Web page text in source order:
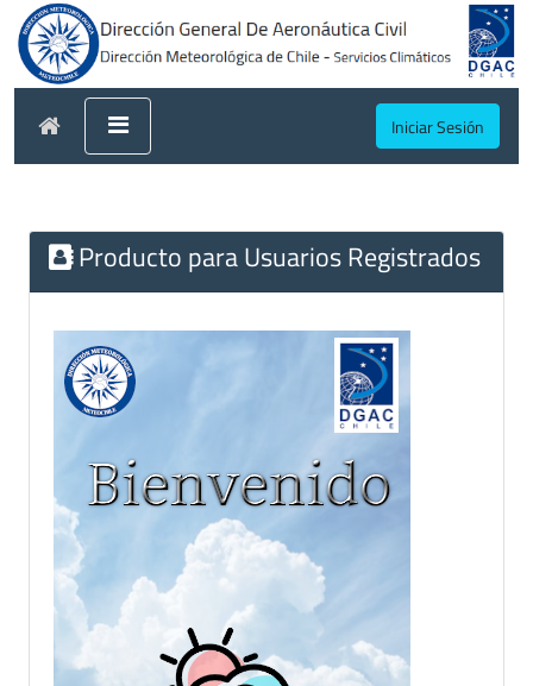
Iniciar Sesión
Producto para Usuarios Registrados